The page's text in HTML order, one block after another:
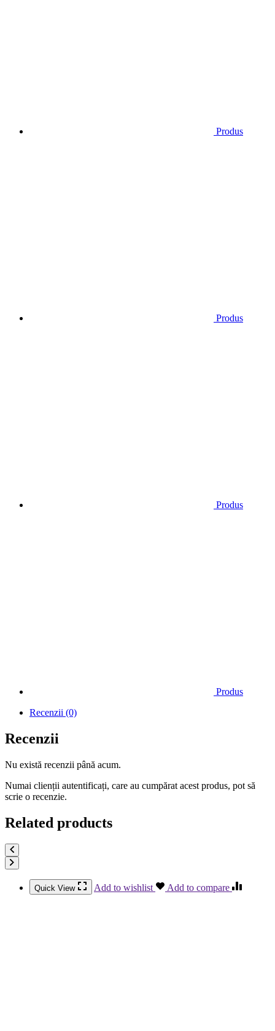
Produs
Produs
Produs
Produs
Recenzii (0)
Recenzii
Nu există recenzii până acum.
Numai clienții autentificați, care au cumpărat acest produs, pot să
scrie o recenzie.
Related products
Quick View Add to wishlist Add to compare